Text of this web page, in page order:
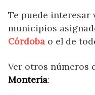
Te puede interesar
municipios
Córdoba o el de
Ver otros números
Montería: